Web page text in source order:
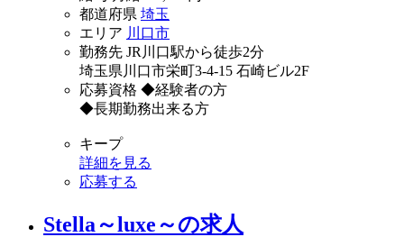
都道府県 埼玉
エリア 川口市
勤務先 JR川口駅から徒歩2分
埼玉県川口市栄町3-4-15 石崎ビル2F
応募資格 ◆経験者の方
◆長期勤務出来る方
キープ
詳細を見る
応募する
Stella～luxe～の求人